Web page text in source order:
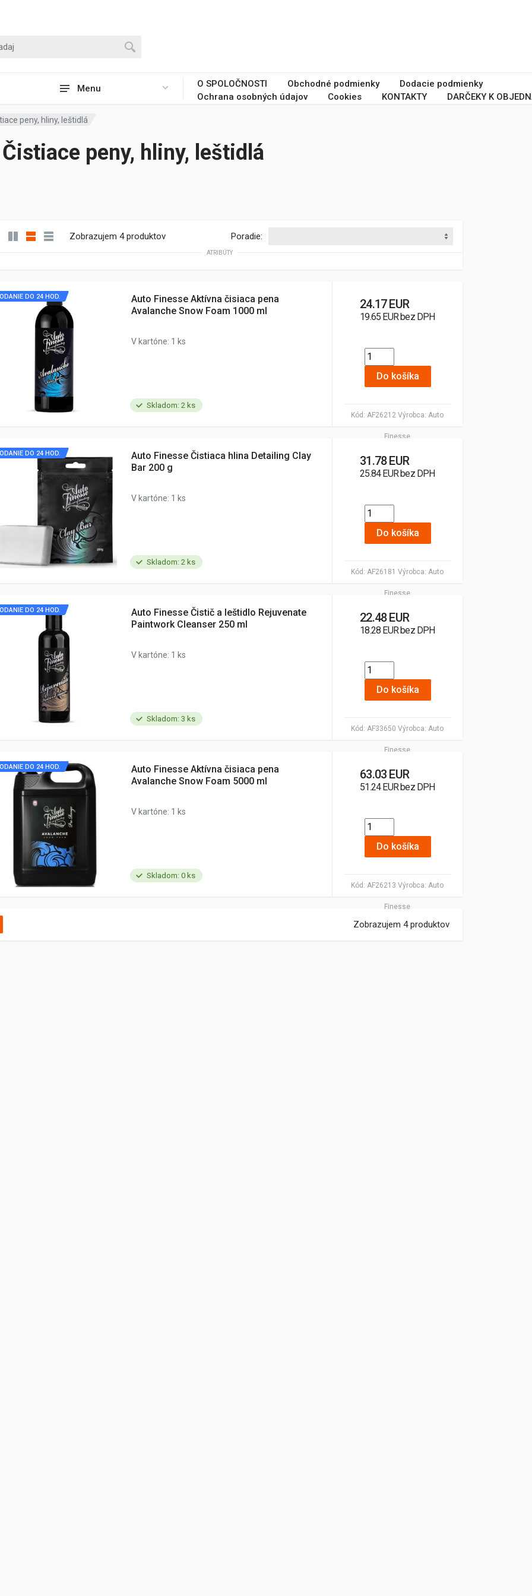
Menu O SPOLOČNOSTI Obchodné podmienky
Dodacie podmienky
Ochrana osobných údajov
Cookies KONTAKTY DARČEKY K
peny, hliny, leštidlá
Čistiace peny, hliny, leštidlá
Zobrazujem 4 produktov Poradie:
ATRIBÚTY
Skladom: 2 ks
Kód: AF26212 Výrobca: Auto
Finesse
DO 24 HOD.
Auto Finesse Aktívna čisiaca pena
Avalanche Snow Foam 1000 ml
V kartóne: 1 ks
24.17 EUR
19.65 EUR bez DPH
Do košíka
Skladom: 2 ks
Kód: AF26181 Výrobca: Auto
Finesse
DO 24 HOD.
Auto Finesse Čistiaca hlina Detailing Clay
Bar 200 g
V kartóne: 1 ks
31.78 EUR
25.84 EUR bez DPH
Do košíka
Skladom: 3 ks
Kód: AF33650 Výrobca: Auto
Finesse
DO 24 HOD.
Auto Finesse Čistič a leštidlo Rejuvenate
Paintwork Cleanser 250 ml
V kartóne: 1 ks
22.48 EUR
18.28 EUR bez DPH
Do košíka
Skladom: 0 ks
Kód: AF26213 Výrobca: Auto
Finesse
DO 24 HOD.
Auto Finesse Aktívna čisiaca pena
Avalanche Snow Foam 5000 ml
V kartóne: 1 ks
63.03 EUR
51.24 EUR bez DPH
Do košíka
Zobrazujem 4 produktov